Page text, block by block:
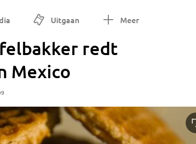
Uitgaan Meer
redt
Mexico